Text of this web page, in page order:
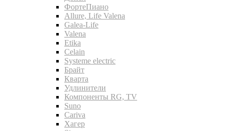
ФортеПиано
Allure, Life Valena
Galea-Life
Valena
Etika
Celain
Systeme electric
Брайт
Кварта
Удлинители
Компоненты RG, TV
Suno
Cariva
Хагер